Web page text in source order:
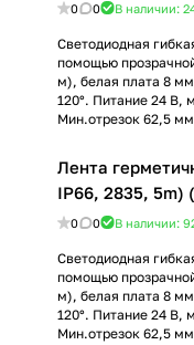
0 0 В наличии:
Светодиодная
помощью
м), белая плата 8
120°. Питание 24 В,
Мин.отрезок 62,5
Лента
IP66, 2835,
0 0 В наличии:
Светодиодная
помощью
м), белая плата 8
120°. Питание 24 В,
Мин.отрезок 62,5